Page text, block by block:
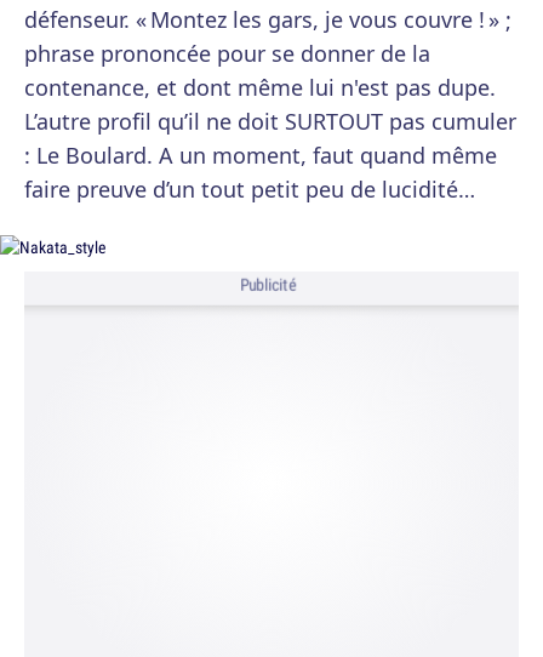
défenseur. « Montez les gars, je vous couvre ! » ;
phrase prononcée pour se donner de la
contenance, et dont même lui n'est pas dupe.
L’autre profil qu’il ne doit SURTOUT pas cumuler
: Le Boulard. A un moment, faut quand même
faire preuve d’un tout petit peu de lucidité…
Publicité